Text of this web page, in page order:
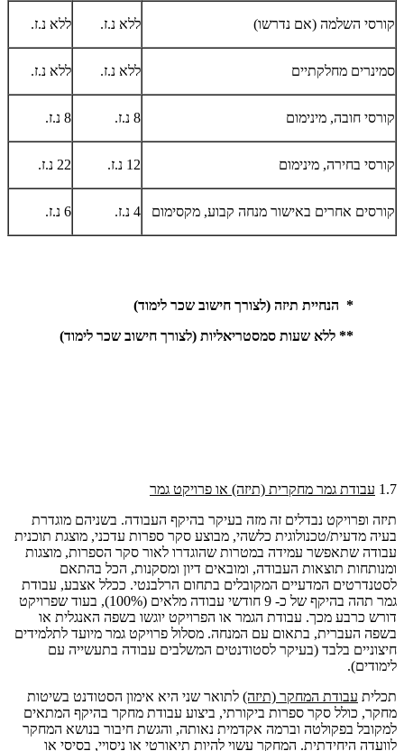
קורסי השלמה (אם נדרשו) ללא נ.ז. ללא נ.ז.
סמינרים מחלקתיים ללא נ.ז. ללא נ.ז.
קורסי חובה, מינימום 8 נ.ז. 8 נ.ז.
קורסי בחירה, מינימום 12 נ.ז. 22 נ.ז.
קורסים אחרים באישור מנחה קבוע, מקסימום 4 נ.ז. 6 נ.ז.
* הנחיית תיזה (לצורך חישוב שכר לימוד)
** ללא שעות סמסטריאליות (לצורך חישוב שכר לימוד)
1.7 עבודת גמר מחקרית (תיזה) או פרויקט גמר
תיזה ופרויקט נבדלים זה מזה בעיקר בהיקף העבודה. בשניהם מוגדרת
בעיה מדעית/טכנולוגית כלשהי, מבוצע סקר ספרות עדכני, מוצגת תוכנית
עבודה שתאפשר עמידה במטרות שהוגדרו לאור סקר הספרות, מוצגות
ומנותחות תוצאות העבודה, ומובאים דיון ומסקנות, הכל בהתאם
לסטנדרטים המדעיים המקובלים בתחום הרלבנטי. ככלל אצבע, עבודת
גמר תהה בהיקף של כ- 9 חודשי עבודה מלאים (100%), בעוד שפרויקט
דורש כרבע מכך. עבודת הגמר או הפרויקט יוגשו בשפה האנגלית או
בשפה העברית, בתאום עם המנחה. מסלול פרויקט גמר מיועד לתלמידים
חיצוניים בלבד (בעיקר לסטודנטים המשלבים עבודה בתעשייה עם
לימודים).
תכלית עבודת המחקר (תיזה) לתואר שני היא אימון הסטודנט בשיטות
מחקר, כולל סקר ספרות ביקורתי, ביצוע עבודת מחקר בהיקף המתאים
למקובל בפקולטה וברמה אקדמית נאותה, והגשת חיבור בנושא המחקר
לוועדה היחידתית. המחקר עשוי להיות תיאורטי או ניסויי, בסיסי או